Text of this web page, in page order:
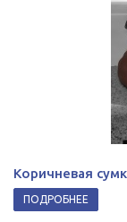
Коричневая
ПОДРОБНЕЕ